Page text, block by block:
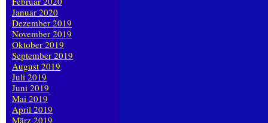
Januar 2020
Dezember 2019
November 2019
Oktober 2019
September 2019
August 2019
Juli 2019
Juni 2019
Mai 2019
April 2019
März 2019